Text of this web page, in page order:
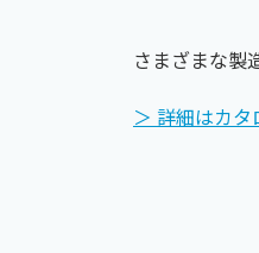
さまざまな製
＞ 詳細はカ